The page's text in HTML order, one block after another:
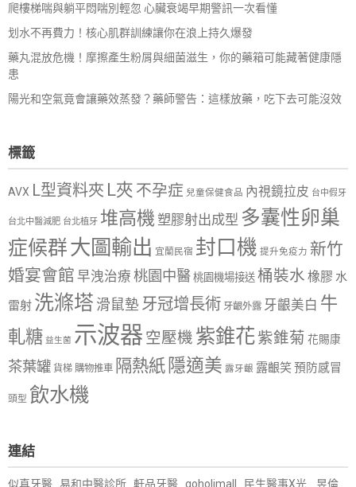
爬樓梯喘與躺平悶喘別輕忽 心臟衰竭早期警訊一次看懂
划水不再費力！核心肌群訓練讓你在浪上持久爆發
藥丸混放危機！摩擦產生粉屑與細菌滋生，你的藥箱可能藏著健康隱
患
陽光和空氣竟會讓藥效蒸發？藥師警告：這樣放藥，吃下去可能沒效
標籤
AVX L型資料夾 L夾 不孕症 兒童保健食品 內視鏡拉皮 台中假牙
台北中醫減肥 台北植牙 堆高機塑膠射出成型 多囊性卵巢
症候群大圖輸出 宜蘭民宿 封口機 提升免疫力 新竹
婚宴會館 早洩治療 桃園中醫 桃園機場接送 桶裝水 橡膠 水
雷射 洗滌塔 滑鼠墊 牙冠增長術 牙齦外露 牙齦美白 牛
軋糖 益生菌 示波器 空壓機 紫錐花紫錐菊 花賜康
茶葉罐 貨梯 購物推車 隔熱紙 隱適美 露牙齦 露齦笑預防感冒
頭型 飲水機
連結
似真牙醫 易和中醫診所 軒品牙醫 goholimall 民生醫事X光 昱倫